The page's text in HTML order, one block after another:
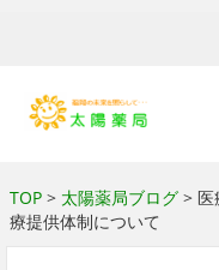
TOP> 太陽薬局ブログ> 医
療提供体制について